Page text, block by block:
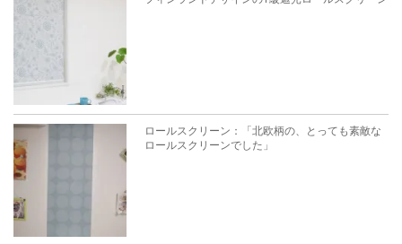
ロールスクリーン：「北欧柄の、とっても素敵な
ロールスクリーンでした」